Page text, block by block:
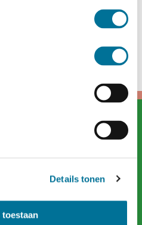
Details tonen